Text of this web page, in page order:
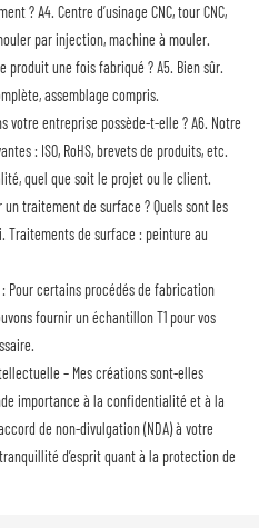
?A4. Centre d’usinage CNC, tour CNC,
par injection, machine à mouler.
produit une fois fabriqué ?A5. Bien sûr.
assemblage compris.
votre entreprise possède-t-elle ?A6. Notre
: ISO, RoHS, brevets de produits, etc.
quel que soit le projet ou le client.
traitement de surface ? Quels sont les
Traitements de surface : peinture au
: Pour certains procédés de fabrication
fournir un échantillon T1 pour vos
– Mes créations sont-elles
importance à la confidentialité et à la
de non-divulgation (NDA) à votre
d’esprit quant à la protection de